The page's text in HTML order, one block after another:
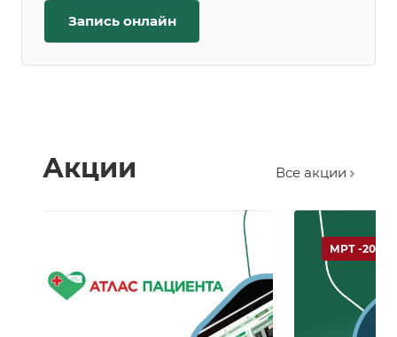
Запись онлайн
Акции Все акции
МРТ -20 %